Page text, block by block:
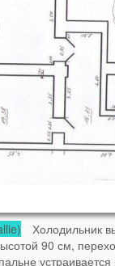
Холодильник
90 см,